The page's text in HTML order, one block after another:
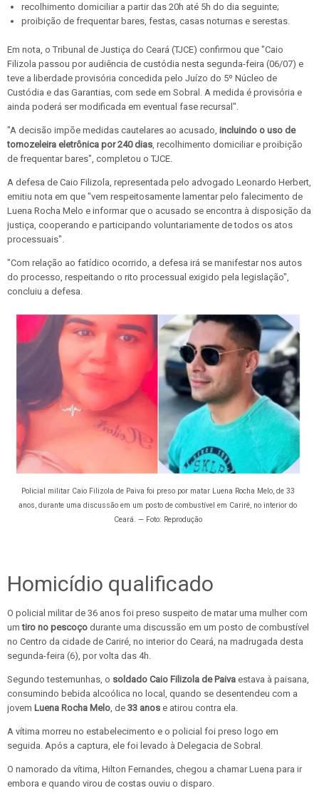
recolhimento domiciliar a partir das 20h até 5h do dia seguinte;
proibição de frequentar bares, festas, casas noturnas e serestas.
Em nota, o Tribunal de Justiça do Ceará (TJCE) confirmou que "Caio
Filizola passou por audiência de custódia nesta segunda-feira (06/07) e
teve a liberdade provisória concedida pelo Juízo do 5º Núcleo de
Custódia e das Garantias, com sede em Sobral. A medida é provisória e
ainda poderá ser modificada em eventual fase recursal".
"A decisão impõe medidas cautelares ao acusado, incluindo o uso de
tornozeleira eletrônica por 240 dias , recolhimento domiciliar e proibição
de frequentar bares", completou o TJCE.
A defesa de Caio Filizola, representada pelo advogado Leonardo Herbert,
emitiu nota em que "vem respeitosamente lamentar pelo falecimento de
Luena Rocha Melo e informar que o acusado se encontra à disposição da
justiça, cooperando e participando voluntariamente de todos os atos
processuais".
"Com relação ao fatídico ocorrido, a defesa irá se manifestar nos autos
do processo, respeitando o rito processual exigido pela legislação",
concluiu a defesa.
Policial militar Caio Filizola de Paiva foi preso por matar Luena Rocha Melo, de 33
anos, durante uma discussão em um posto de combustível em Cariré, no interior do
Ceará. — Foto: Reprodução
Homicídio qualificado
O policial militar de 36 anos foi preso suspeito de matar uma mulher com
um tiro no pescoço durante uma discussão em um posto de combustível
no Centro da cidade de Cariré, no interior do Ceará, na madrugada desta
segunda-feira (6), por volta das 4h.
Segundo testemunhas, o soldado Caio Filizola de Paiva estava à paisana,
consumindo bebida alcoólica no local, quando se desentendeu com a
jovem Luena Rocha Melo, de 33 anos e atirou contra ela.
A vítima morreu no estabelecimento e o policial foi preso logo em
seguida. Após a captura, ele foi levado à Delegacia de Sobral.
O namorado da vítima, Hilton Fernandes, chegou a chamar Luena para ir
embora e quando virou de costas ouviu o disparo.